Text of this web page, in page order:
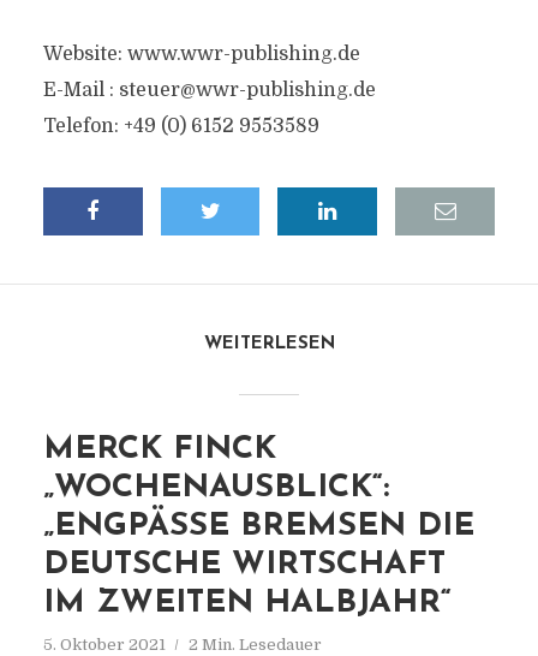
Website: www.wwr-publishing.de
E-Mail : steuer@wwr-publishing.de
Telefon: +49 (0) 6152 9553589
WEITERLESEN
MERCK FINCK
„WOCHENAUSBLICK“:
„ENGPÄSSE BREMSEN DIE
DEUTSCHE WIRTSCHAFT
IM ZWEITEN HALBJAHR“
5. Oktober 2021 2 Min. Lesedauer